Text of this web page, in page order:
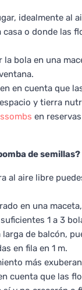
idealmente al
casa o donde las
la bola en una
en cuenta que
y tierra
en
de semillas?
al aire libre
en una
1 a 3
larga de balcón,
en fila en 1 m.
más
cuenta que las